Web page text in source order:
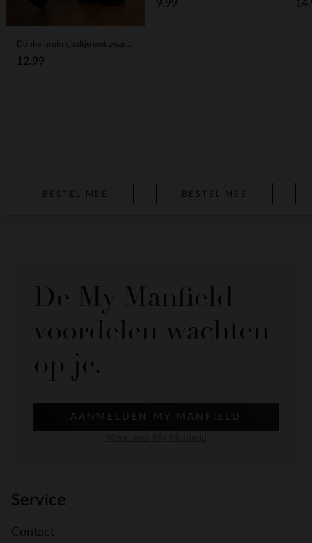
12.99
BESTEL MEE
9.99
BESTEL MEE
De My Manfield
voordelen wachten
op je.
AANMELDEN MY MANFIELD
Service
Contact